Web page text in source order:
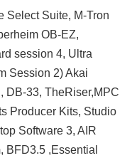
Select Suite, M-Tron
OB-EZ,
session 4, Ultra
Session 2) Akai
DB-33, TheRiser,MPC
Producer Kits, Studio
Software 3, AIR
BFD3.5 ,Essential